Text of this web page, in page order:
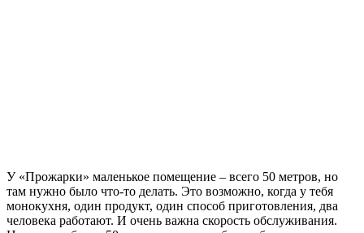
У «Прожарки» маленькое помещение – всего 50 метров, но
там нужно было что-то делать. Это возможно, когда у тебя
монокухня, один продукт, один способ приготовления, два
человека работают. И очень важна скорость обслуживания.